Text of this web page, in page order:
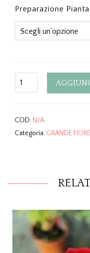
Preparazione Pianta
Quantity
COD: N/A
Categoria: GRANDE FIORE